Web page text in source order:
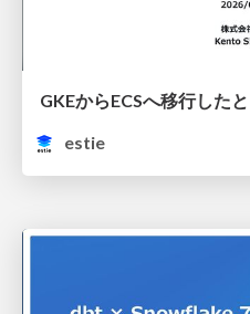
estie